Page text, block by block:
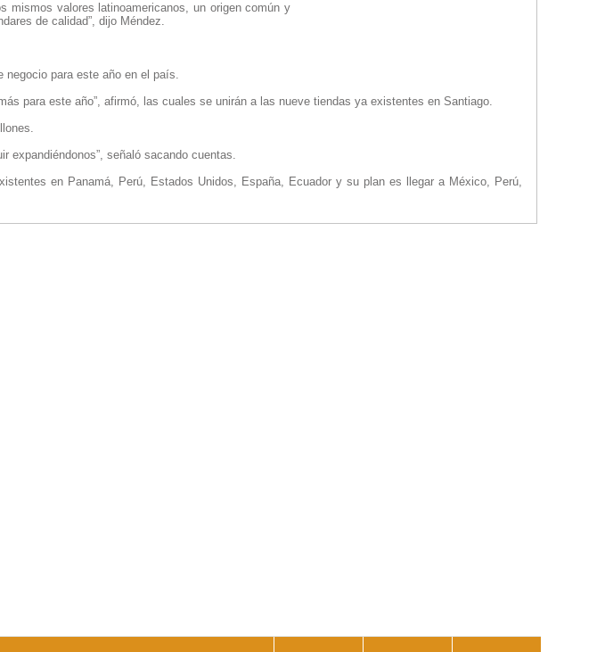
mismos valores latinoamericanos, un origen común y
de calidad”, dijo Méndez.
negocio para este año en el país.
para este año”, afirmó, las cuales se unirán a las nueve tiendas ya existentes en Santiago.
expandiéndonos”, señaló sacando cuentas.
en Panamá, Perú, Estados Unidos, España, Ecuador y su plan es llegar a México, Perú,